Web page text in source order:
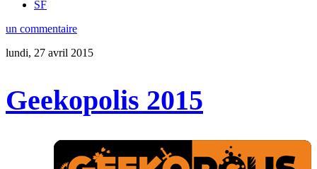
SF
un commentaire
lundi, 27 avril 2015
Geekopolis 2015